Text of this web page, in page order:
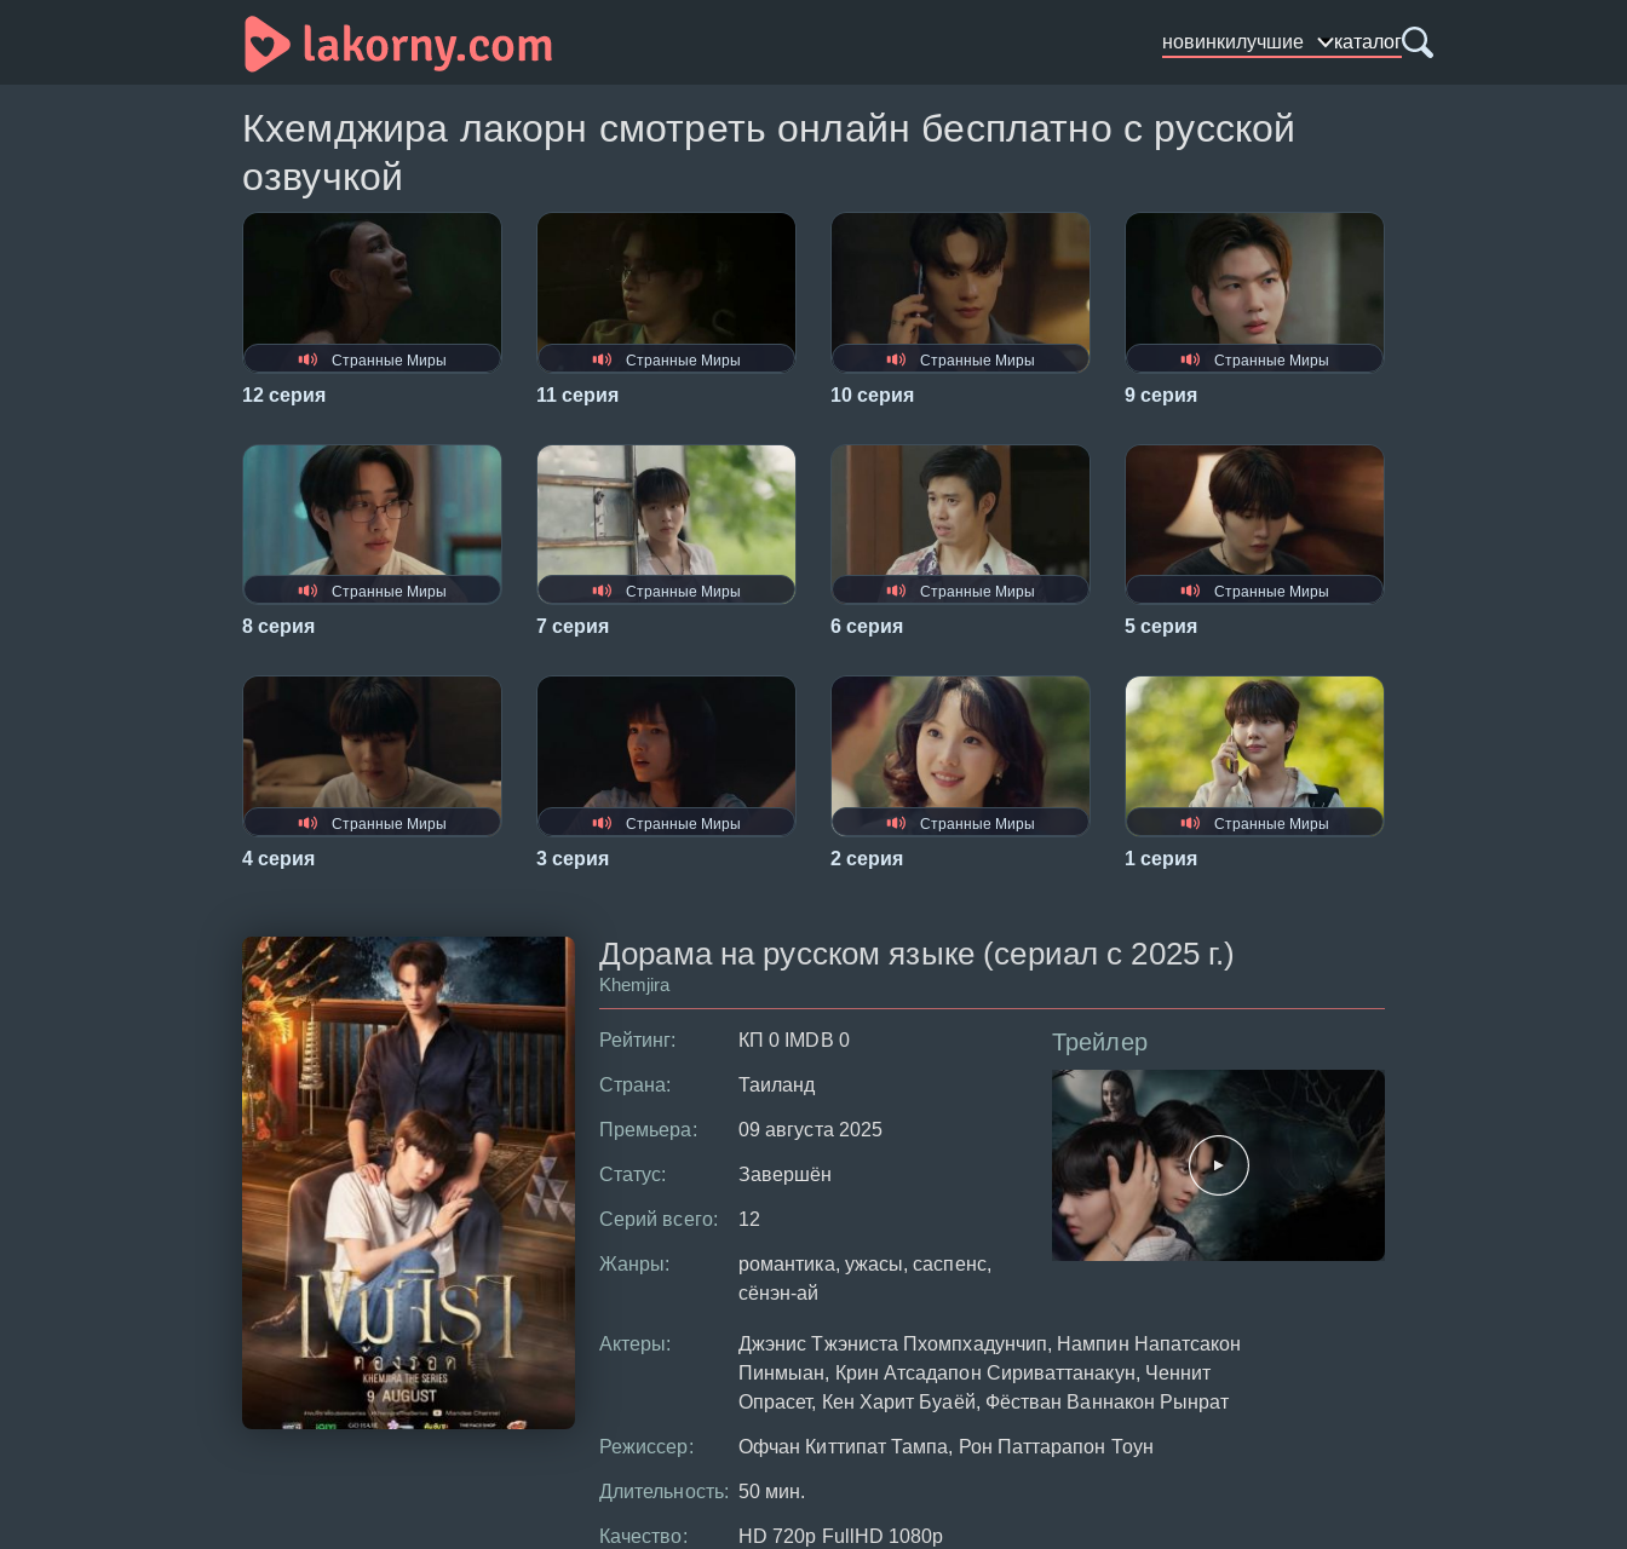
новинкилучшие каталог
Кхемджира лакорн смотреть онлайн бесплатно с русской
озвучкой
Странные Миры
12 серия
Странные Миры
11 серия
Странные Миры
10 серия
Странные Миры
9 серия
Странные Миры
8 серия
Странные Миры
7 серия
Странные Миры
6 серия
Странные Миры
5 серия
Странные Миры
4 серия
Странные Миры
3 серия
Странные Миры
2 серия
Странные Миры
1 серия
Дорама на русском языке (сериал с 2025 г.)
Khemjira
Рейтинг: КП 0 IMDB 0
Страна: Таиланд
Премьера: 09 августа 2025
Статус: Завершён
Серий всего: 12
Жанры:
романтика, ужасы, саспенс,
сёнэн-ай
Трейлер
Актеры:
Джэнис Тжэниста Пхомпхадунчип, Нампин Напатсакон
Пинмыан, Крин Атсадапон Сириваттанакун, Ченнит
Опрасет, Кен Харит Буаёй, Фёстван Ваннакон Рынрат
Режиссер: Офчан Киттипат Тампа, Рон Паттарапон Тоун
Длительность: 50 мин.
Качество: HD 720p FullHD 1080p